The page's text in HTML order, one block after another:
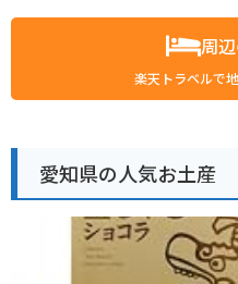
周
楽天トラベルで
愛知県の人気お土産